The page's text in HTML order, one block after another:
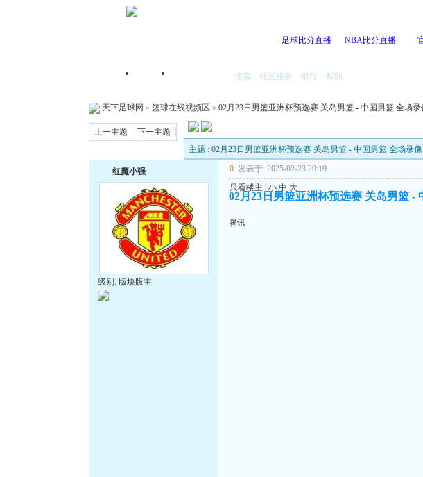
足球比分直播 NBA比分直播
首页 搜索 社区服务 银行 帮助
天下足球网 » 篮球在线视频区» 02月23日男篮亚洲杯预选赛 关岛男篮 - 中国男篮 全场录
上一主题
下一主题
主题 : 02月23日男篮亚洲杯预选赛 关岛男篮 - 中国男篮 全场录像
红魔小强
级别: 版块版主
0 发表于: 2025-02-23 20:19
只看楼主
小 中 大
02月23日男篮亚洲杯预选赛 关岛男篮 -
腾讯